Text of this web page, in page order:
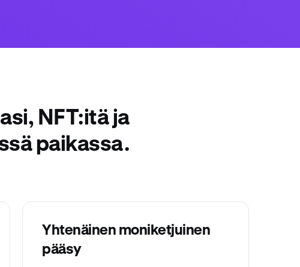
NFT:itä ja
paikassa.
Yhtenäinen moniketjuinen
pääsy